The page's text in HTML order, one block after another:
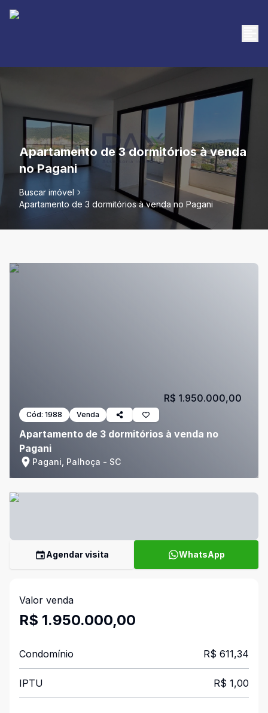
Apartamento de 3 dormitórios à venda
no Pagani
Buscar imóvel
Apartamento de 3 dormitórios à venda no Pagani
Cód: 1988 Venda
Apartamento de 3 dormitórios à venda no
Pagani
Pagani, Palhoça - SC
R$ 1.950.000,00
Agendar visita WhatsApp
Valor venda
R$ 1.950.000,00
Condomínio R$ 611,34
IPTU R$ 1,00